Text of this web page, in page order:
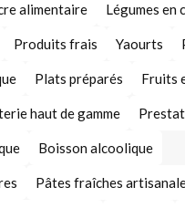
alimentaire Légumes en
Produits frais Yaourts
Plats préparés Fruits
haut de gamme
Boisson alcoolique
Pâtes fraîches